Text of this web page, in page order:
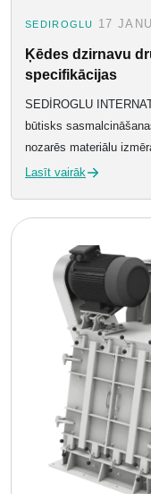
SEDIROGLU 17
Ķēdes dzirnavu
specifikācijas
SEDİROGLU
būtisks
nozarēs materiālu
Lasīt vairāk